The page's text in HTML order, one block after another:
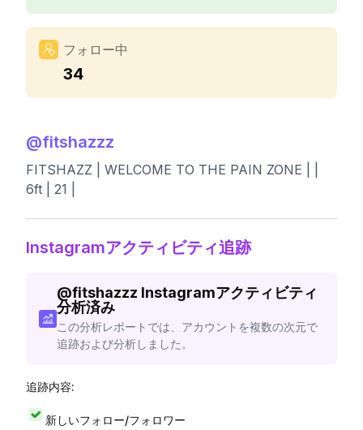
フォロー中
34
@fitshazzz
FITSHAZZ | WELCOME TO THE PAIN ZONE | |
6ft | 21 |
Instagramアクティビティ追跡
@fitshazzz Instagramアクティビティ
分析済み
この分析レポートでは、アカウントを複数の次元で
追跡および分析しました。
追跡内容:
新しいフォロー/フォロワー